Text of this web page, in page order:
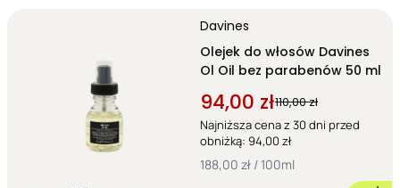
Davines
Olejek do włosów Davines
Ol Oil bez parabenów 50 ml
94,00 zł110,00 zł
Najniższa cena z 30 dni przed
obniżką: 94,00 zł
188,00 zł / 100ml